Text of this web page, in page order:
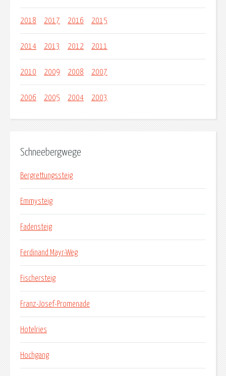
2018 2017 2016 2015
2014 2013 2012 2011
2010 2009 2008 2007
2006 2005 2004 2003
Schneebergwege
Bergrettungssteig
Emmysteig
Fadensteig
Ferdinand Mayr-Weg
Fischersteig
Franz-Josef-Promenade
Hotelries
Hochgang